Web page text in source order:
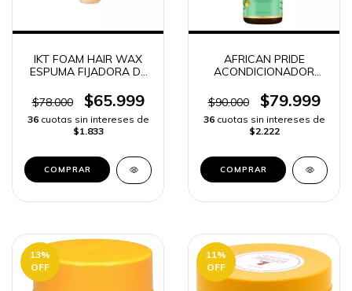
IKT FOAM HAIR WAX
ESPUMA FIJADORA DE
-
$78.000 $65.999
36 cuotas sin intereses de
$1.833
AFRICAN PRIDE
ACONDICIONADOR
$90.000
$79.999
36 cuotas sin intereses de
$2.222
13%
OFF
11%
OFF